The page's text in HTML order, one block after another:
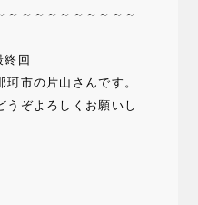
～～～～～～～～～～
終回
市の片山さんです。
うぞよろしくお願いし